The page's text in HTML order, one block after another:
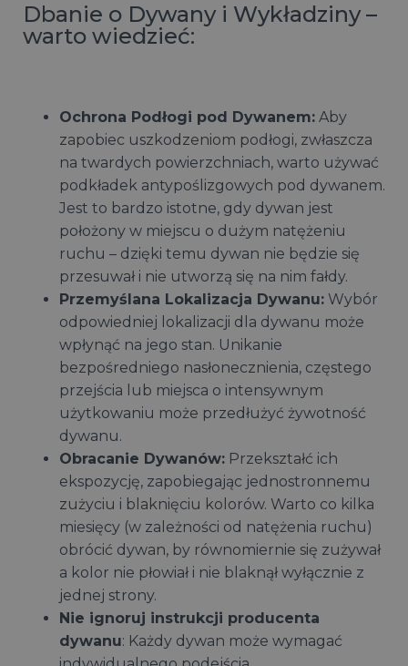
Dbanie o Dywany i Wykładziny –
warto wiedzieć:
Ochrona Podłogi pod Dywanem: Aby
zapobiec uszkodzeniom podłogi, zwłaszcza
na twardych powierzchniach, warto używać
podkładek antypoślizgowych pod dywanem.
Jest to bardzo istotne, gdy dywan jest
położony w miejscu o dużym natężeniu
ruchu – dzięki temu dywan nie będzie się
przesuwał i nie utworzą się na nim fałdy.
Przemyślana Lokalizacja Dywanu: Wybór
odpowiedniej lokalizacji dla dywanu może
wpłynąć na jego stan. Unikanie
bezpośredniego nasłonecznienia, częstego
przejścia lub miejsca o intensywnym
użytkowaniu może przedłużyć żywotność
dywanu.
Obracanie Dywanów: Przekształć ich
ekspozycję, zapobiegając jednostronnemu
zużyciu i blaknięciu kolorów. Warto co kilka
miesięcy (w zależności od natężenia ruchu)
obrócić dywan, by równomiernie się zużywał
a kolor nie płowiał i nie blaknął wyłącznie z
jednej strony.
Nie ignoruj instrukcji producenta
dywanu: Każdy dywan może wymagać